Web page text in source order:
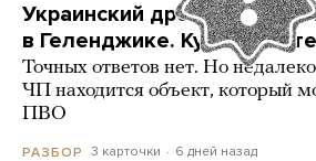
Украинский дрон попал по
в Геленджике. Куда он
Точных ответов нет. Но
ЧП находится объект, который
ПВО
РАЗБОР 3 карточки 6 дней назад